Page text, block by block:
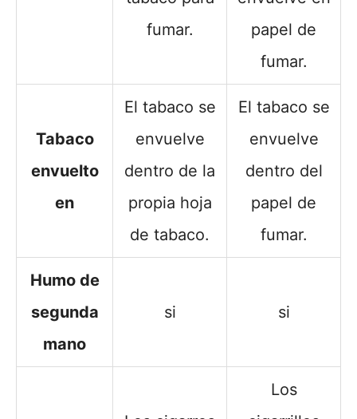
fumar.
papel de
fumar.
Tabaco
envuelto
en
El tabaco se
envuelve
dentro de la
propia hoja
de tabaco.
El tabaco se
envuelve
dentro del
papel de
fumar.
Humo de
segunda
mano
si si
Los